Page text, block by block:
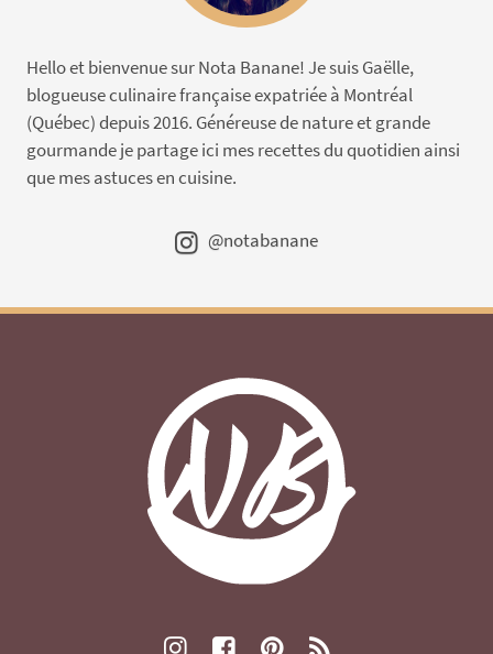
Hello et bienvenue sur Nota Banane! Je suis Gaëlle,
blogueuse culinaire française expatriée à Montréal
(Québec) depuis 2016. Généreuse de nature et grande
gourmande je partage ici mes recettes du quotidien ainsi
que mes astuces en cuisine.
@notabanane